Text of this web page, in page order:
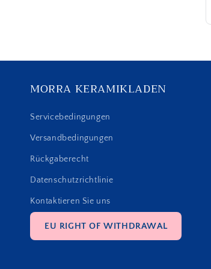
MORRA KERAMIKLADEN
Servicebedingungen
Versandbedingungen
Rückgaberecht
Datenschutzrichtlinie
Kontaktieren Sie uns
EU RIGHT OF WITHDRAWAL